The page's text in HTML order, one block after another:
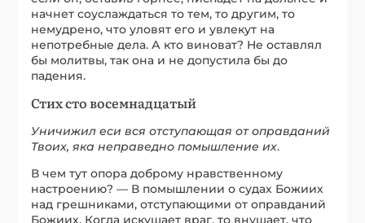
начнет соуслаждаться то тем, то другим, то
немудрено, что уловят его и увлекут на
непотребные дела. А кто виноват? Не оставлял
бы молитвы, так она и не допустила бы до
падения.
Стих сто восемнадцатый
Уничижил еси вся отступающая от оправданий
Твоих, яка неправедно помышление их.
В чем тут опора доброму нравственному
настроению? — В помышлении о судах Божиих
над грешниками, отступающими от оправданий
Божиих. Когда искушает враг, то внушает, что